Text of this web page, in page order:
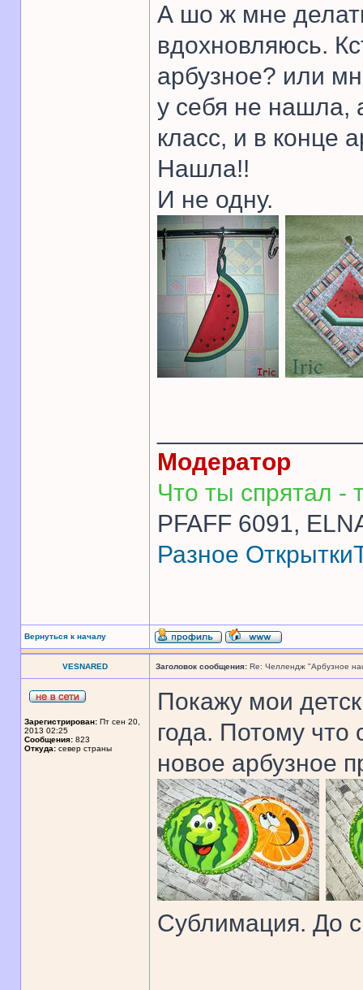
А шо ж мне
вдохновляюсь.
арбузное? или
у себя не нашла,
класс, и в конце
Нашла!!
И не одну.
Модератор
Что ты спрятал -
PFAFF 6091,
Разное Открытки
Вернуться к началу
VESNARED Заголовок сообщения: Re: Челлендж "Арбузное
Зарегистрирован: Пт сен 20,
2013 02:25
Сообщения: 823
Откуда: север страны
Покажу мои
года. Потому что
новое арбузное
Сублимация. До